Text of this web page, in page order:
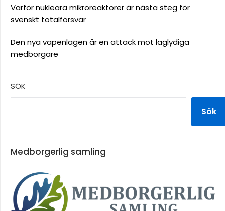
Varför nukleära mikroreaktorer är nästa steg för
svenskt totalförsvar
Den nya vapenlagen är en attack mot laglydiga
medborgare
SÖK
Sök
Medborgerlig samling